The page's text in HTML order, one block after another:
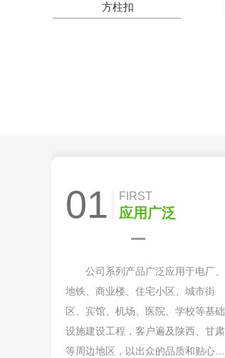
方柱扣
01 FIRST
应用广泛
公司系列产品广泛应用于电厂、
地铁、商业楼、住宅小区、城市街
区、宾馆、机场、医院、学校等基础
设施建设工程，客户遍及陕西、甘肃
等周边地区，以出众的品质和贴心的